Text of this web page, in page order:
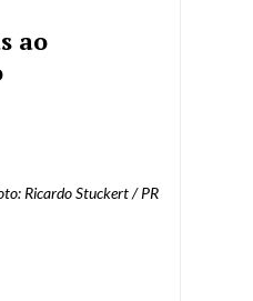
ao
Ricardo Stuckert / PR